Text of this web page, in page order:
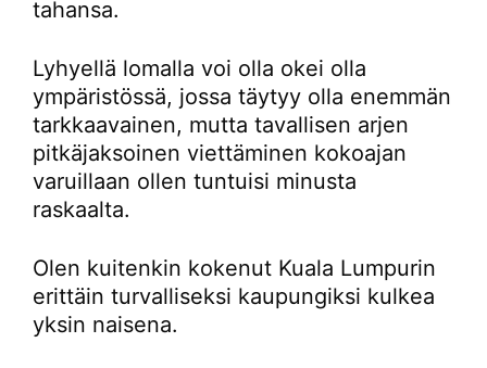
tahansa.
Lyhyellä lomalla voi olla okei olla
ympäristössä, jossa täytyy olla enemmän
tarkkaavainen, mutta tavallisen arjen
pitkäjaksoinen viettäminen kokoajan
varuillaan ollen tuntuisi minusta
raskaalta.
Olen kuitenkin kokenut Kuala Lumpurin
erittäin turvalliseksi kaupungiksi kulkea
yksin naisena.